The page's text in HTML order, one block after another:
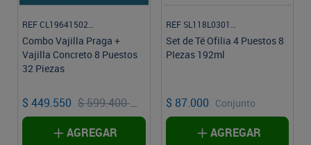
REF CL1964150232
Combo Vajilla Praga +
Vajilla Concreto 8 Puestos
32 Piezas
$ 449.550 $ 599.400 Conjunto
AGREGAR
REF SL118L030108
Set de Té Ofilia 4 Puestos 8
PIezas 192ml
$ 87.000 Conjunto
AGREGAR